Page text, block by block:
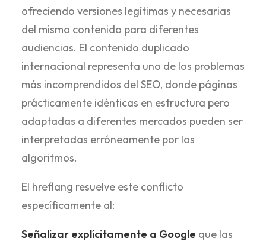
ofreciendo versiones legítimas y necesarias
del mismo contenido para diferentes
audiencias. El contenido duplicado
internacional representa uno de los problemas
más incomprendidos del SEO, donde páginas
prácticamente idénticas en estructura pero
adaptadas a diferentes mercados pueden ser
interpretadas erróneamente por los
algoritmos.
El hreflang resuelve este conflicto
específicamente al:
Señalizar explícitamente a Google que las